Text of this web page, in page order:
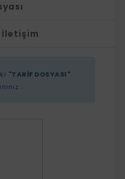
İletişim
"TARİF DOSYASI"